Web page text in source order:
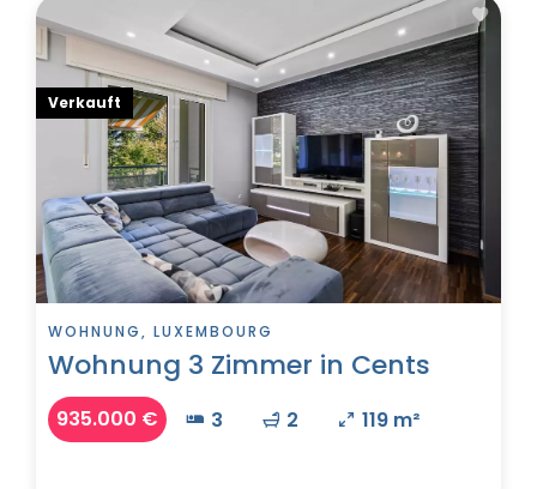
WOHNUNG, LUXEMBOURG
Wohnung 3 Zimmer in Cents
935.000 € 3 2 119 m²
Verkauft